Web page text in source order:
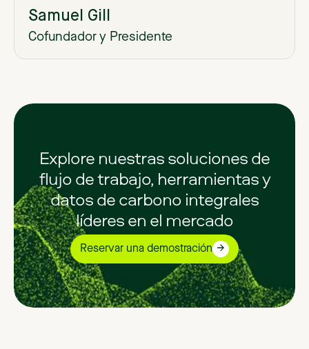
Samuel Gill
Cofundador y Presidente
Explore nuestras soluciones de
flujo de trabajo, herramientas y
datos de carbono integrales
líderes en el mercado
Reservar una demostración